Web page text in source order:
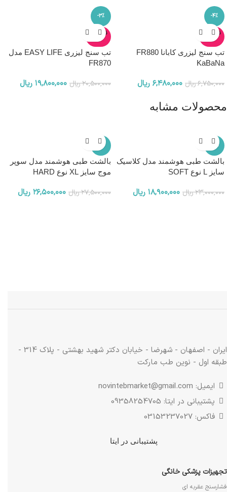
-4%
ناموجو
د
تب سنج لیزری کابانا FR880
KaBaNa
۶,۷۵۰,۰۰۰ریال ۶,۴۸۰,۰۰۰ ریال
-3%
ناموجو
د
تب سنج لیزری EASY LIFE مدل
FR870
۲۰,۵۰۰,۰۰۰ریال ۱۹,۸۰۰,۰۰۰ ریال
محصولات مشابه
-18%
بالشت طبی هوشمند مدل کلاسیک
سایز L نوع SOFT
۲۳,۰۰۰,۰۰۰ریال ۱۸,۹۰۰,۰۰۰ ریال
-4%
بالشت طبی هوشمند مدل سوپر
موج سایز XL نوع HARD
۲۷,۵۰۰,۰۰۰ریال ۲۶,۵۰۰,۰۰۰ ریال
ایران - اصفهان - شهرضا - خیابان دکتر شهید بهشتی - پلاک 314 -
طبقه اول - نوین طب مارکت
ایمیل: novintebmarket@gmail.com
پشتیبانی در ایتا: 09358254705
فاکس: 03153237027
پشتیبانی در ایتا
تجهیزات پزشکی خانگی
فشارسنج عقربه ای